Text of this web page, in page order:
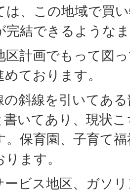
は、この地域で買
完結できるような
区計画でもって図
ております。
の斜線を引いてあ
いてあり、現状
。保育園、子育て
ます。
ービス地区、ガソ